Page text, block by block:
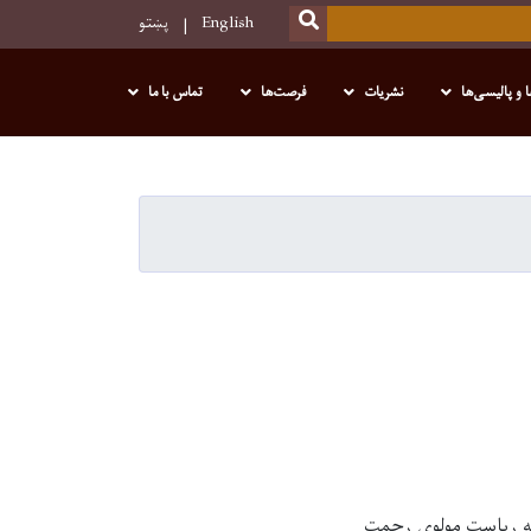
SEARCH
English پښتو
و پالیسی‌ها نشریات فرصت‌ها تماس با ما